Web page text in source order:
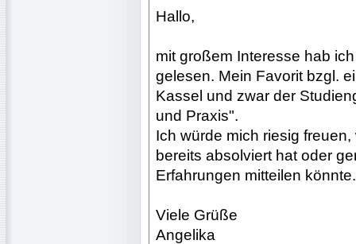
Hallo,
mit großem Interesse hab
gelesen. Mein Favorit bzgl.
Kassel und zwar der
und Praxis".
Ich würde mich riesig
bereits absolviert hat oder
Erfahrungen mitteilen könnte.
Viele Grüße
Angelika